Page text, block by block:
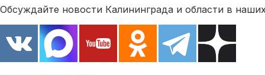
Обсуждайте новости Калининграда и области в